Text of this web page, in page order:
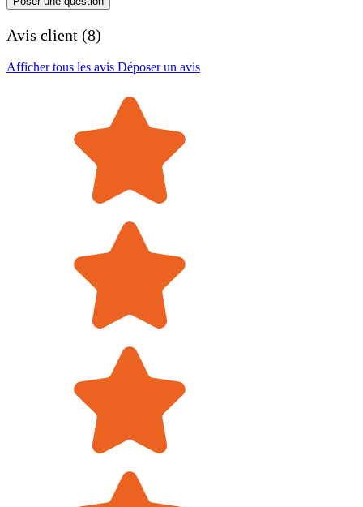
Avis client (8)
Afficher tous les avis Déposer un avis